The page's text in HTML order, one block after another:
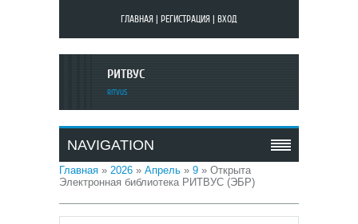
ГЛАВНАЯ РЕГИСТРАЦИЯ ВХОД
РИТВУС
RITVUS
NAVIGATION
Главная » 2026 » Апрель » 9 » Открыта
Электронная библиотека РИТВУС (ЭБР)